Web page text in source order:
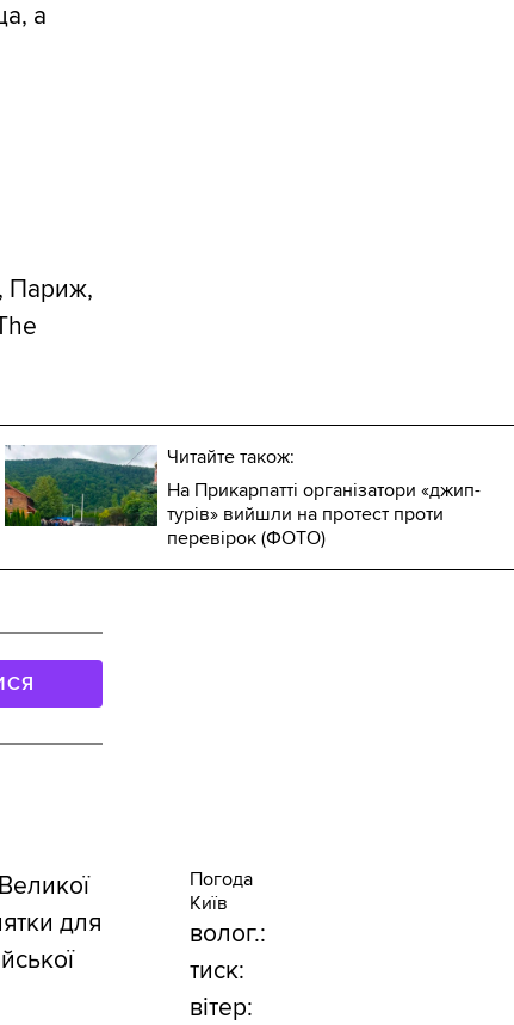
а
Париж,
Читайте також:
На Прикарпатті організатори «джип-
турів» вийшли на протест проти
перевірок (ФОТО)
для
Погода
Київ
волог.:
тиск:
вітер: